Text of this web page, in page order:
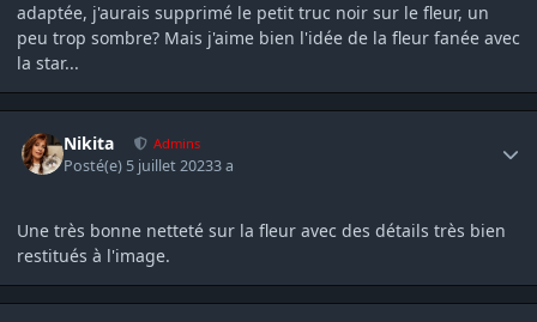
adaptée, j'aurais supprimé le petit truc noir sur le fleur, un
peu trop sombre? Mais j'aime bien l'idée de la fleur fanée avec
la star...
Nikita Admins
Posté(e) 5 juillet 20233 a
Une très bonne netteté sur la fleur avec des détails très bien
restitués à l'image.